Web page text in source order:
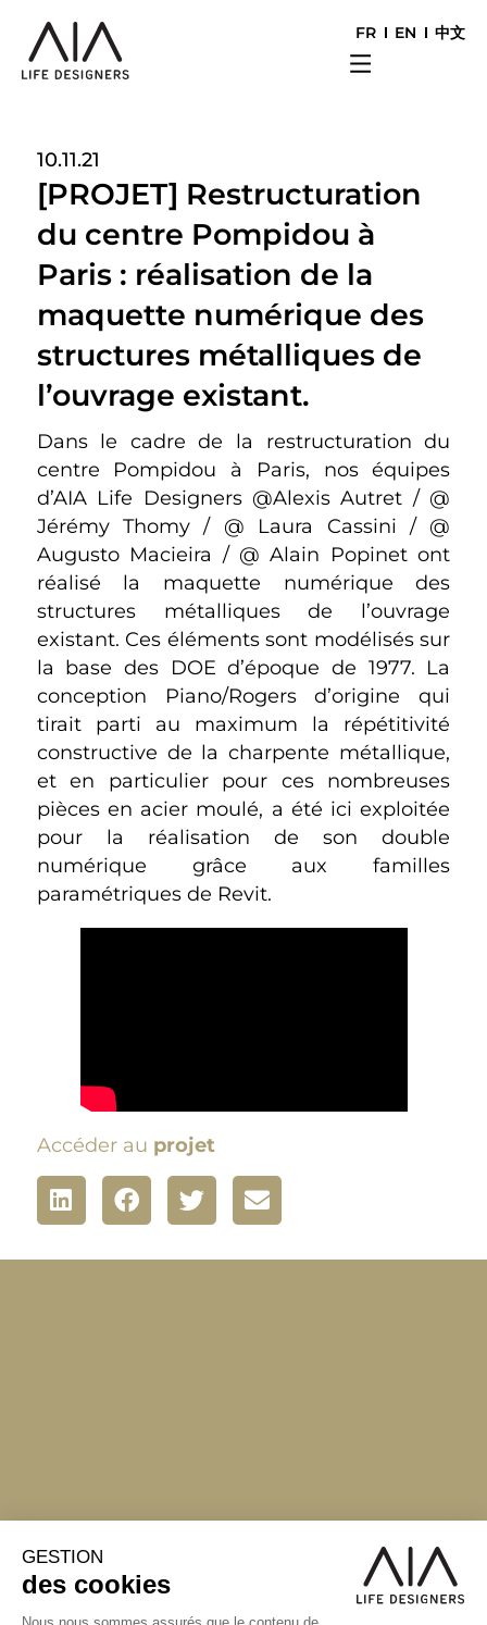
FR EN 中文
10.11.21
[PROJET] Restructuration
du centre Pompidou à
Paris : réalisation de la
maquette numérique des
structures métalliques de
l’ouvrage existant.
Dans le cadre de la restructuration du
centre Pompidou à Paris, nos équipes
d’AIA Life Designers @Alexis Autret / @
Jérémy Thomy / @ Laura Cassini / @
Augusto Macieira / @ Alain Popinet ont
réalisé la maquette numérique des
structures métalliques de l’ouvrage
existant. Ces éléments sont modélisés sur
la base des DOE d’époque de 1977. La
conception Piano/Rogers d’origine qui
tirait parti au maximum la répétitivité
constructive de la charpente métallique,
et en particulier pour ces nombreuses
pièces en acier moulé, a été ici exploitée
pour la réalisation de son double
numérique grâce aux familles
paramétriques de Revit.
Accéder au projet